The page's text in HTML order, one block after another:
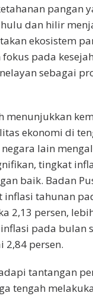
pangan
dan hilir
ekosistem
fokus pada
sebagai
menunjukkan
ekonomi di
lain
tingkat
baik. Badan
inflasi tahunan
2,13 persen,
pada bulan
2,84 persen.
tantangan
tengah